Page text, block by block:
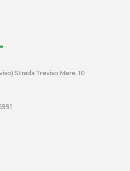
Strada Treviso Mare, 10